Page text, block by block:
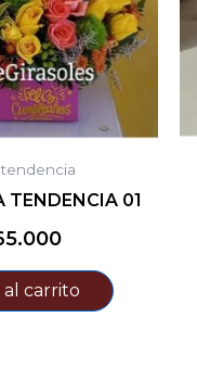
TENDENCIA 01
al carrito